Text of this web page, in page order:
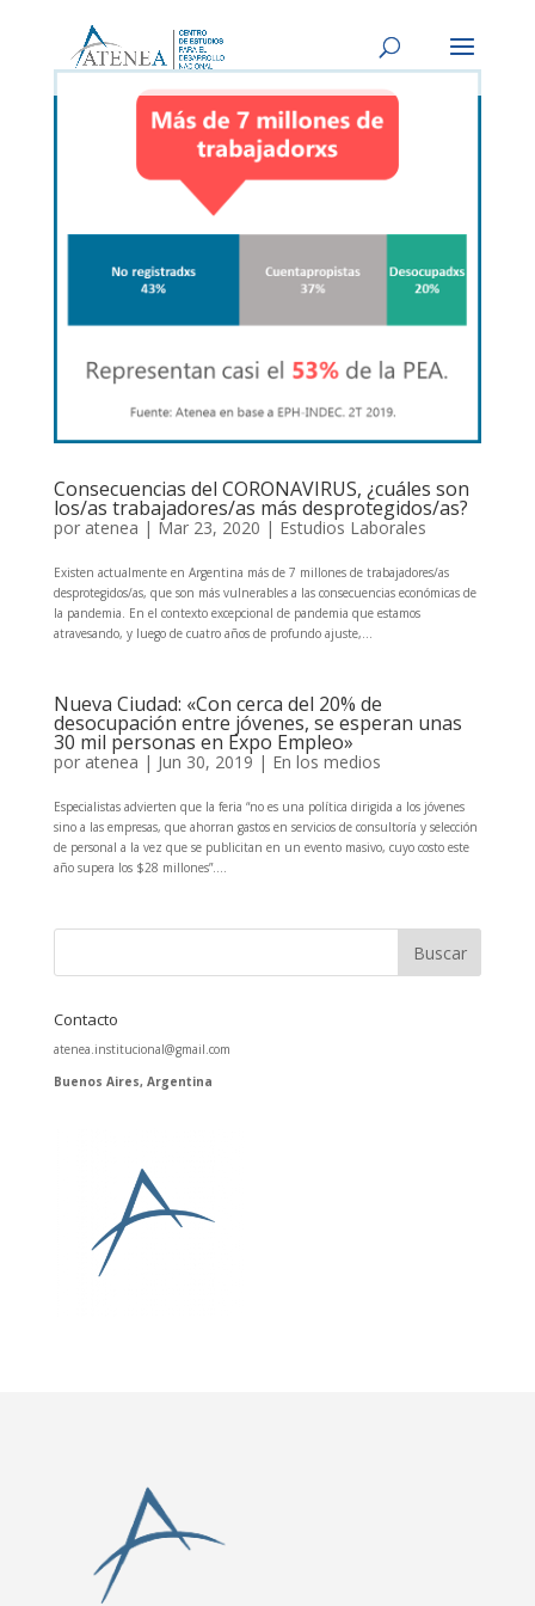
Consecuencias del CORONAVIRUS, ¿cuáles son
los/as trabajadores/as más desprotegidos/as?
por atenea | Mar 23, 2020 | Estudios Laborales
Existen actualmente en Argentina más de 7 millones de trabajadores/as
desprotegidos/as, que son más vulnerables a las consecuencias económicas de
la pandemia. En el contexto excepcional de pandemia que estamos
atravesando, y luego de cuatro años de profundo ajuste,...
Nueva Ciudad: «Con cerca del 20% de
desocupación entre jóvenes, se esperan unas
30 mil personas en Expo Empleo»
por atenea | Jun 30, 2019 | En los medios
Especialistas advierten que la feria “no es una política dirigida a los jóvenes
sino a las empresas, que ahorran gastos en servicios de consultoría y selección
de personal a la vez que se publicitan en un evento masivo, cuyo costo este
año supera los $28 millones”....
Contacto
atenea.institucional@gmail.com
Buenos Aires, Argentina